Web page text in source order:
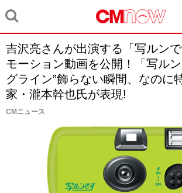
吉沢亮さんが出演する「写ルン
モーション動画を公開！「写ル
グライン”飾らない瞬間、なのに
家・瀧本幹也氏が表現!
CMニュース